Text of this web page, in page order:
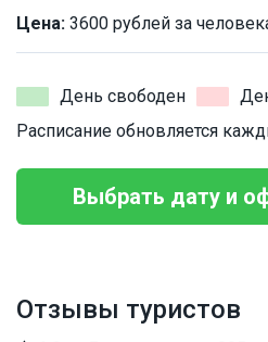
Цена: 3600 рублей за
День свободен
Расписание обновляется
Выбрать дату и
Отзывы туристов